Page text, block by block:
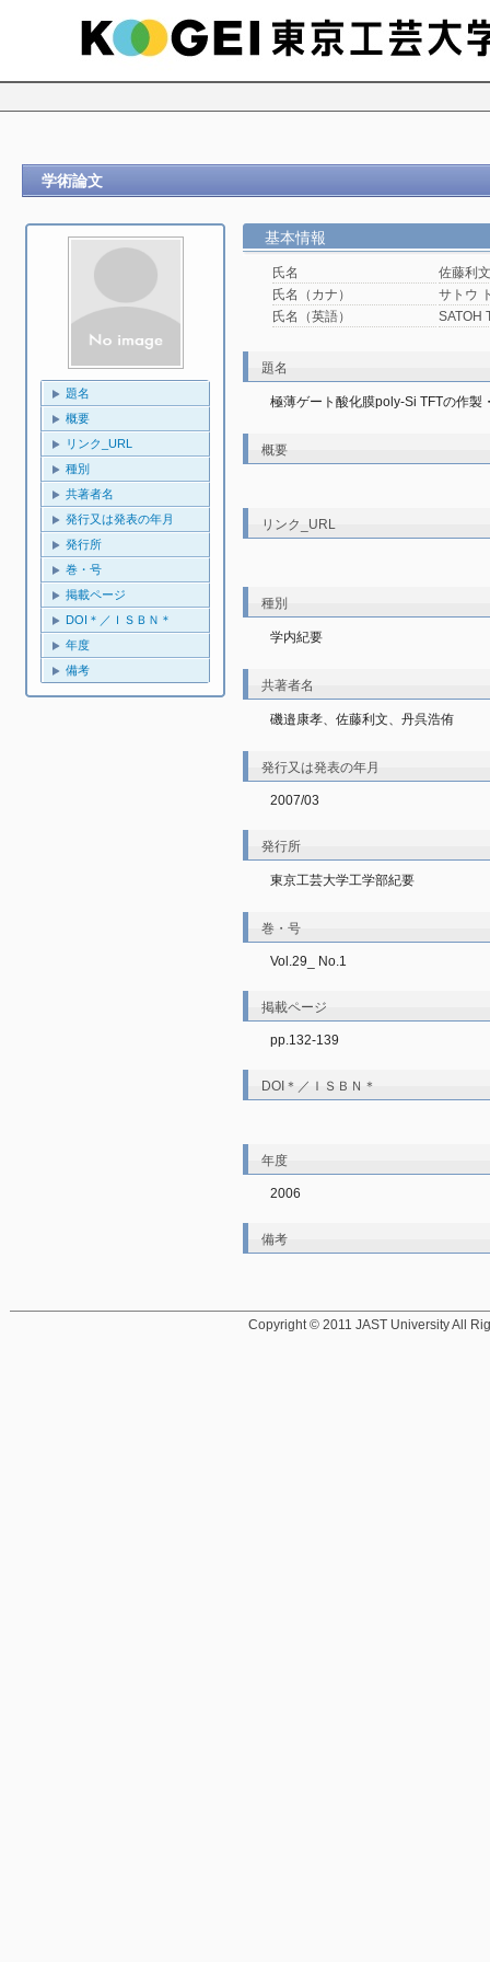
学術論文
題名
概要
リンク_URL
種別
共著者名
発行又は発表の年月
発行所
巻・号
掲載ページ
DOI＊／ＩＳＢＮ＊
年度
備考
基本情報
氏名
佐藤利文
氏名（カナ）
サトウ
氏名（英語）
SATOH
題名
極薄ゲート酸化膜poly-Si TFTの作製
概要
リンク_URL
種別
学内紀要
共著者名
磯邉康孝、佐藤利文、丹呉浩侑
発行又は発表の年月
2007/03
発行所
東京工芸大学工学部紀要
巻・号
Vol.29_ No.1
掲載ページ
pp.132-139
DOI＊／ＩＳＢＮ＊
年度
2006
備考